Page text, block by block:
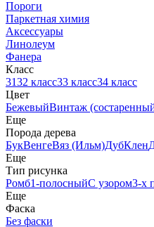
Пороги
Паркетная химия
Аксессуары
Линолеум
Фанера
Класс
3132 класс33 класс34 класс
Цвет
БежевыйВинтаж
Еще
Порода дерева
БукВенгеВяз (Ильм)ДубКлен
Еще
Тип рисунка
Ромб1-полосныйС узором3-х
Еще
Фаска
Без фаски